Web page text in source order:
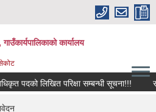
कार्यालय
पदको लिखित परिक्षा सम्बन्धी सूचना!!!